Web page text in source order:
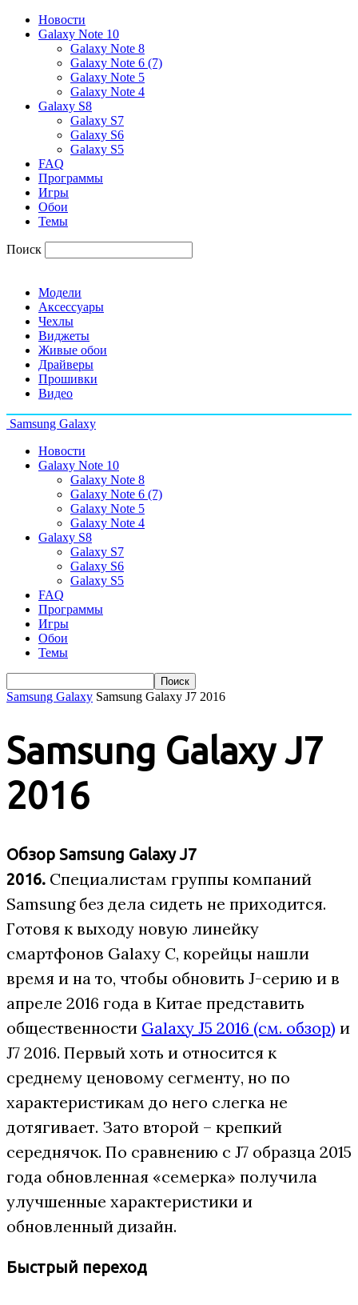
Новости
Galaxy Note 10
Galaxy Note 8
Galaxy Note 6 (7)
Galaxy Note 5
Galaxy Note 4
Galaxy S8
Galaxy S7
Galaxy S6
Galaxy S5
FAQ
Программы
Игры
Обои
Темы
Поиск
Модели
Аксессуары
Чехлы
Виджеты
Живые обои
Драйверы
Прошивки
Видео
Samsung Galaxy
Новости
Galaxy Note 10
Galaxy Note 8
Galaxy Note 6 (7)
Galaxy Note 5
Galaxy Note 4
Galaxy S8
Galaxy S7
Galaxy S6
Galaxy S5
FAQ
Программы
Игры
Обои
Темы
Samsung Galaxy Samsung Galaxy J7 2016
Samsung Galaxy J7
2016
Обзор Samsung Galaxy J7
2016. Специалистам группы компаний
Samsung без дела сидеть не приходится.
Готовя к выходу новую линейку
смартфонов Galaxy C, корейцы нашли
время и на то, чтобы обновить J-серию и в
апреле 2016 года в Китае представить
общественности Galaxy J5 2016 (см. обзор) и
J7 2016. Первый хоть и относится к
среднему ценовому сегменту, но по
характеристикам до него слегка не
дотягивает. Зато второй – крепкий
середнячок. По сравнению с J7 образца 2015
года обновленная «семерка» получила
улучшенные характеристики и
обновленный дизайн.
Быстрый переход